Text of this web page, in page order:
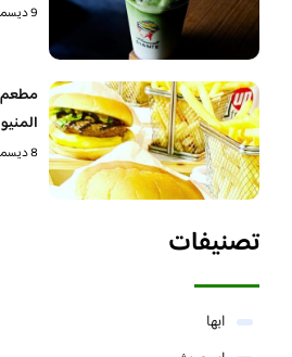
9 ديسمبر، 2023
مطعم
8 ديسمبر، 2023
تصنيفات
ابها